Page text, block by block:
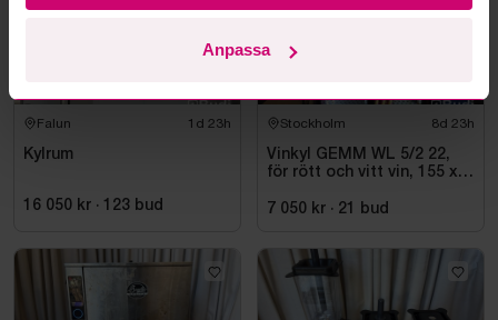
Anpassa
Falun 1d 23h
Kylrum
16 050 kr · 123 bud
Stockholm 8d 23h
Vinkyl GEMM WL 5/2 22,
för rött och vitt vin, 155 x
7 050 kr · 21 bud